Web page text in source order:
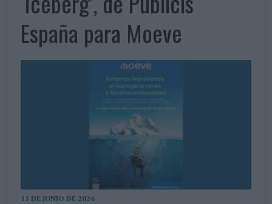
España para Moeve
11 DE JUNIO DE 2026